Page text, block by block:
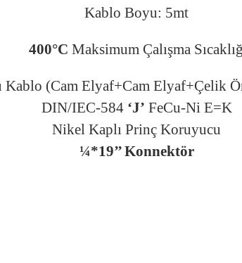
Kablo Boyu: 5mt
400°C Maksimum Çalışma
Kablo (Cam Elyaf+Cam Elyaf+Çelik
DIN/IEC-584 ‘J’ FeCu-Ni E=K
Nikel Kaplı Prinç Koruyucu
¼*19’’ Konnektör